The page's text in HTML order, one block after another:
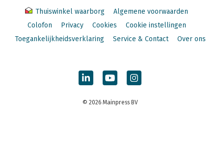
Thuiswinkel waarborg
Algemene voorwaarden
Colofon
Privacy Cookies
Cookie instellingen
Toegankelijkheidsverklaring
Service & Contact Over ons
© 2026 Mainpress BV